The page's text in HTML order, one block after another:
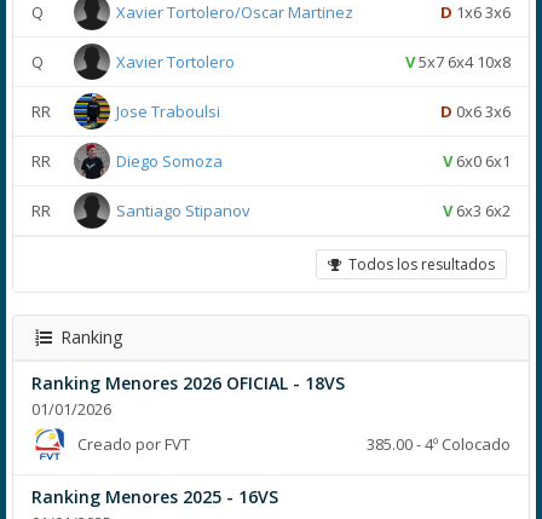
Q Xavier Tortolero/Oscar Martinez D 1x6 3x6
Q Xavier Tortolero V5x7 6x4 10x8
RR Jose Traboulsi D 0x6 3x6
RR Diego Somoza V6x0 6x1
RR Santiago Stipanov V6x3 6x2
Todos los resultados
Ranking
Ranking Menores 2026 OFICIAL - 18VS
01/01/2026
Creado por FVT
385.00 - 4º Colocado
Ranking Menores 2025 - 16VS